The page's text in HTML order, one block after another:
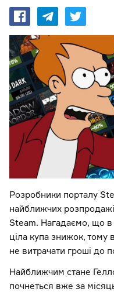
Розробники порталу
найближчих
Steam. Нагадаємо, що в
ціла купа знижок, тому
не витрачати гроші до
Найближчим стане
почнеться вже за